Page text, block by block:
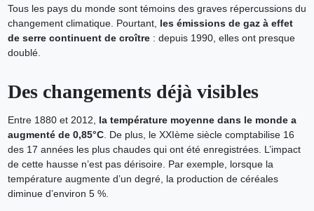
Tous les pays du monde sont témoins des graves répercussions du
changement climatique. Pourtant, les émissions de gaz à effet
de serre continuent de croître: depuis 1990, elles ont presque
doublé.
Des changements déjà visibles
Entre 1880 et 2012, la température moyenne dans le monde a
augmenté de 0,85°C. De plus, le XXIème siècle comptabilise 16
des 17 années les plus chaudes qui ont été enregistrées. L’impact
de cette hausse n’est pas dérisoire. Par exemple, lorsque la
température augmente d’un degré, la production de céréales
diminue d’environ 5 %.